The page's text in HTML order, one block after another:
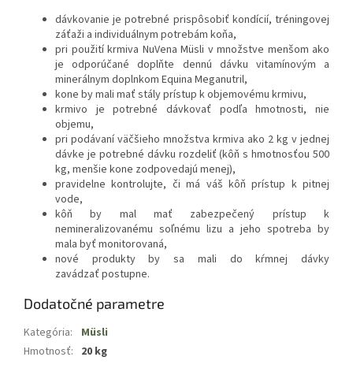
dávkovanie je potrebné prispôsobiť kondícií, tréningovej
záťaži a individuálnym potrebám koňa,
pri použití krmiva NuVena Müsli v množstve menšom ako
je odporúčané doplňte dennú dávku vitamínovým a
minerálnym doplnkom Equina Meganutril,
kone by mali mať stály prístup k objemovému krmivu,
krmivo je potrebné dávkovať podľa hmotnosti, nie
objemu,
pri podávaní väčšieho množstva krmiva ako 2 kg v jednej
dávke je potrebné dávku rozdeliť (kôň s hmotnosťou 500
kg, menšie kone zodpovedajú menej),
pravidelne kontrolujte, či má váš kôň prístup k pitnej
vode,
kôň by mal mať zabezpečený prístup k
nemineralizovanému soľnému lizu a jeho spotreba by
mala byť monitorovaná,
nové produkty by sa mali do kŕmnej dávky
zavádzať postupne.
Dodatočné parametre
Kategória:
Müsli
Hmotnosť: 20 kg